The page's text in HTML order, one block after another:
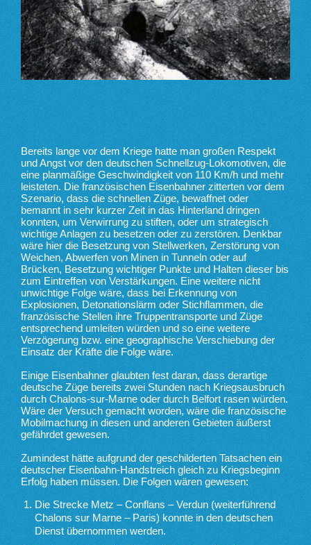
Bereits lange vor dem Kriege hatte man großen Respekt
und Angst vor den deutschen Schnellzug-Lokomotiven, die
eine planmäßige Geschwindigkeit von 110 Km/h und mehr
leisteten. Die französischen Eisenbahner zitterten vor dem
Szenario, dass die schnellen Züge, bewaffnet oder
bemannt in sehr kurzer Zeit in das Hinterland dringen
konnten, um Verwirrung zu stiften, oder um strategisch
wichtige Anlagen zu besetzen oder zu zerstören. Denkbar
wäre hier die Besetzung von Stellwerken, Zerstörung von
Weichen, Abwerfen von Minen in Tunneln oder auf
Brücken, Besetzung wichtiger Punkte und Halten dieser bis
zum Eintreffen von Verstärkungen. Eine weitere nicht
unwichtige Folge wäre, dass bei Erkennung von
Explosionen, Detonationslärm oder Stichflammen, die
französische Stellen ihre Truppentransporte und Züge
entsprechend umleiten würden und so eine weitere
Verzögerung bzw. eine geographische Verschiebung der
Einsatz der Kräfte die Folge wäre.
Einige Eisenbahner glaubten fest daran, dass derartige
deutsche Züge bereits zwei Stunden nach Kriegsausbruch
durch Chalons-sur-Marne oder durch Belfort rasen würden.
Wäre der Versuch gemacht worden, wäre die französische
Mobilmachung in diesen und anderen Gebieten äußerst
gefährdet gewesen.
Zumindest hätte aufgrund der geschilderten Tatsachen ein
deutscher Eisenbahn-Handstreich gleich zu Kriegsbeginn
Erfolg haben müssen. Die Folgen wären gewesen:
Die Strecke Metz – Conflans – Verdun (weiterführend
Chalons sur Marne – Paris) konnte in den deutschen
Dienst übernommen werden.